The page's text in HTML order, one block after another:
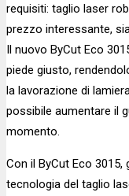
requisiti: taglio laser
prezzo interessante,
Il nuovo ByCut Eco
piede giusto,
la lavorazione di
possibile aumentare il
momento.
Con il ByCut Eco
tecnologia del taglio